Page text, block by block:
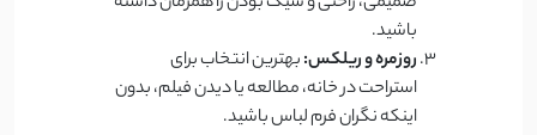
باشید.
روزمره و ریلکس:بهترین انتخاب برای
استراحت در خانه، مطالعه یا دیدن فیلم، بدون
اینکه نگران فرم لباس باشید.